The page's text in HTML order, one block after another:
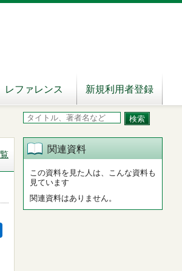
レファレンス 新規利用者登録
関連資料
この資料を見た人は、こんな資料も
見ています
関連資料はありません。